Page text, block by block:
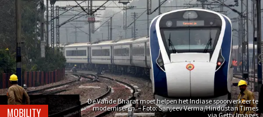
De Vande Bharat moet helpen het Indiase spoorverkeer te
moderniseren. – Foto: Sanjeev Verma/Hindustan Times
via Getty Images
MOBILITY